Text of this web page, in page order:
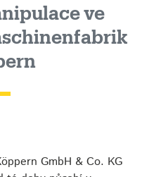
ve
GmbH & Co. KG